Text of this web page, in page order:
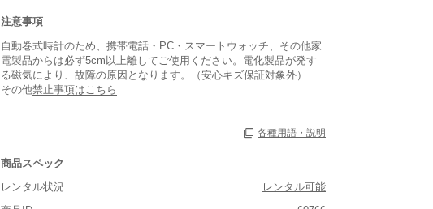
注意事項
自動巻式時計のため、携帯電話・PC・スマートウォッチ、その他家
電製品からは必ず5cm以上離してご使用ください。電化製品が発す
る磁気により、故障の原因となります。（安心キズ保証対象外）
その他禁止事項はこちら
各種用語・説明
商品スペック
レンタル状況
レンタル可能
保証書
あり